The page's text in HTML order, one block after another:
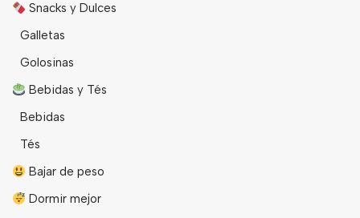
Snacks y Dulces
Galletas
Golosinas
Bebidas y Tés
Bebidas
Tés
Bajar de peso
Dormir mejor